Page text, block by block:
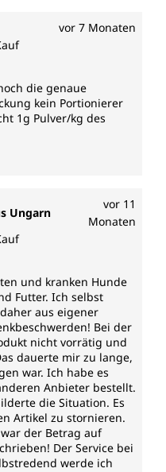
vor 7 Monaten
von 4 von 5 Sternen
die genaue
kein Portionierer
1g Pulver/kg des
Ungarn
vor 11
Monaten
von 5 von 5 Sternen
und kranken Hunde
Futter. Ich selbst
aus eigener
Bei der
nicht vorrätig und
dauerte mir zu lange,
war. Ich habe es
Anbieter bestellt.
die Situation. Es
Artikel zu stornieren.
der Betrag auf
Der Service bei
werde ich